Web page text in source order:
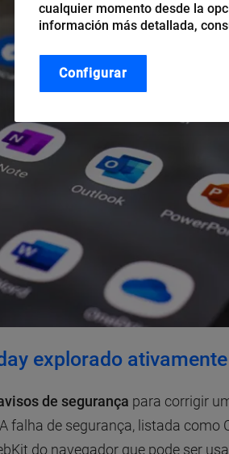
explorado ativamente
de segurança para corrigir
falha de segurança, listada como
do navegador que pode ser
cualquier momento desde la
información más detallada,
Configurar